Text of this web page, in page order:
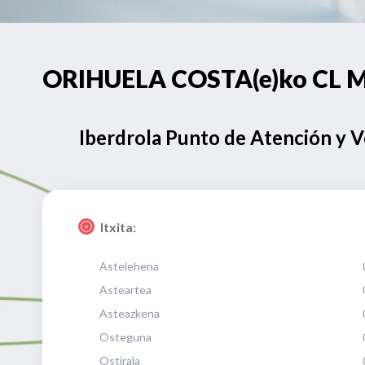
ORIHUELA COSTA(e)ko
Iberdrola Punto de Atención y
Itxita:
Astelehena
Asteartea
Asteazkena
Osteguna
Ostirala